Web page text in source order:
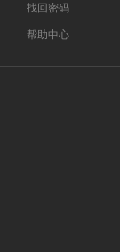
找回密码
帮助中心